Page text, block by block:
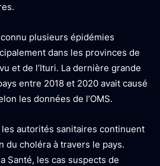
connu plusieurs épidémies
dans les provinces de
et de l’Ituri. La dernière grande
entre 2018 et 2020 avait causé
les données de l’OMS.
les autorités sanitaires continuent
du choléra à travers le pays.
Santé, les cas suspects de